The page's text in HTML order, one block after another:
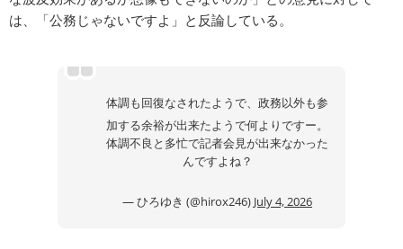
は、「公務じゃないですよ」と反論している。
体調も回復なされたようで、政務以外も参
加する余裕が出来たようで何よりですー。
体調不良と多忙で記者会見が出来なかった
んですよね？
— ひろゆき (@hirox246) July 4, 2026